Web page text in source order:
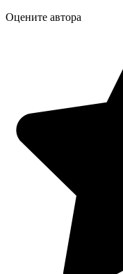
Оцените автора